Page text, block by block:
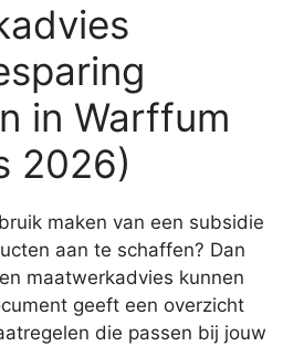
in Warffum
2026)
maken van een subsidie
aan te schaffen? Dan
maatwerkadvies kunnen
geeft een overzicht
die passen bij jouw